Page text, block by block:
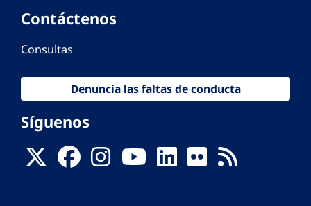
Contáctenos
Consultas
Denuncia las faltas de conducta
Síguenos